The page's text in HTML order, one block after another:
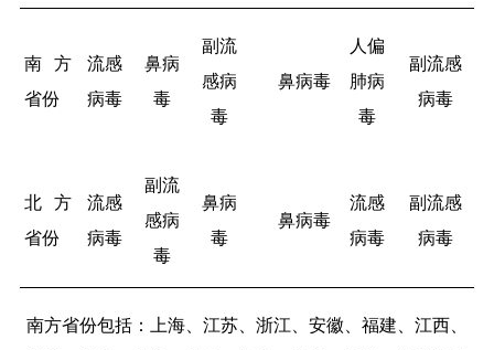
南方
省份
流感
病毒
鼻病
毒
副流
感病
毒
鼻病毒
人偏
肺病
毒
副流感
病毒
北方
省份
流感
病毒
副流
感病
毒
鼻病
毒
鼻病毒
流感
病毒
副流感
病毒
南方省份包括：上海、江苏、浙江、安徽、福建、江西、